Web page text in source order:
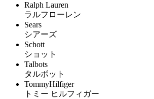
Ralph Lauren
ラルフローレン
Sears
シアーズ
Schott
ショット
Talbots
タルボット
TommyHilfiger
トミー ヒルフィガー